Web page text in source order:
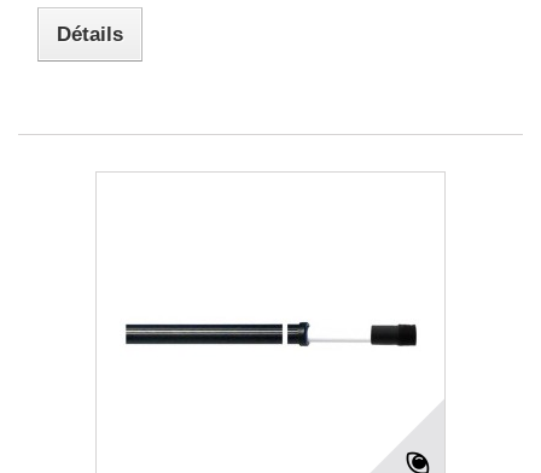
Détails